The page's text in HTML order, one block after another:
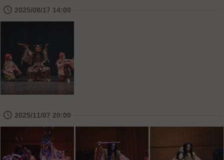
🕔 2025/08/17 14:00
🕔 2025/11/07 20:00